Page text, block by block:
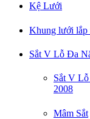
Kệ Lưới
Khung lưới lắp
Sắt V Lỗ Đa
Sắt V Lỗ
2008
Mâm Sắt